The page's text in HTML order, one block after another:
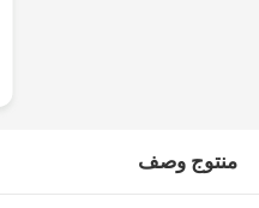
منتوج وصف